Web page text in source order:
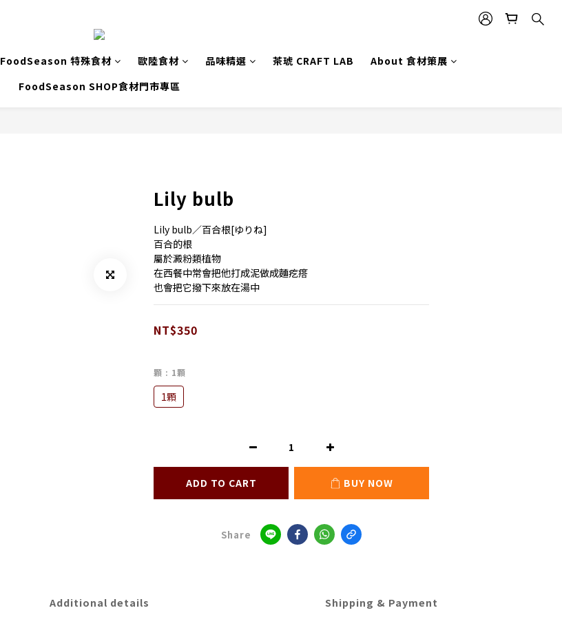
FoodSeason 特殊食材 歐陸食材 品味精選 茶琥 CRAFT LAB
About 食材策展
FoodSeason SHOP食材門市專區
Lily bulb
Lily bulb／百合根[ゆりね]
百合的根
屬於澱粉類植物
在西餐中常會把他打成泥做成麵疙瘩
也會把它撥下來放在湯中
NT$350
顆 : 1顆
1顆
ADD TO CART BUY NOW
Share
Additional details Shipping & Payment